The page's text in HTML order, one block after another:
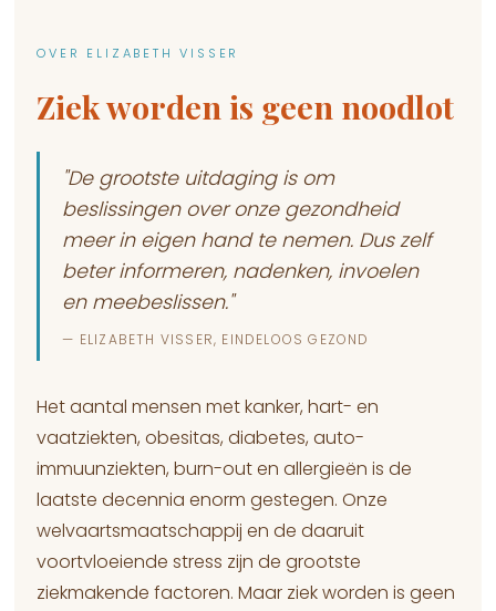
OVER ELIZABETH VISSER
Ziek worden is geen noodlot
"De grootste uitdaging is om
beslissingen over onze gezondheid
meer in eigen hand te nemen. Dus zelf
beter informeren, nadenken, invoelen
en meebeslissen."
— ELIZABETH VISSER, EINDELOOS GEZOND
Het aantal mensen met kanker, hart- en
vaatziekten, obesitas, diabetes, auto-
immuunziekten, burn-out en allergieën is de
laatste decennia enorm gestegen. Onze
welvaartsmaatschappij en de daaruit
voortvloeiende stress zijn de grootste
ziekmakende factoren. Maar ziek worden is geen